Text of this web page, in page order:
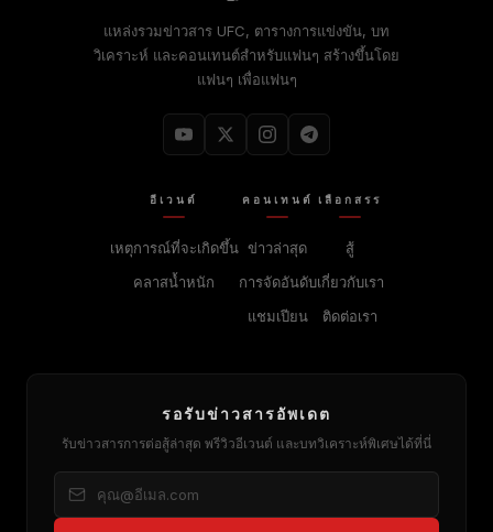
แหล่งรวมข่าวสาร UFC, ตารางการแข่งขัน, บท
วิเคราะห์ และคอนเทนต์สำหรับแฟนๆ สร้างขึ้นโดย
แฟนๆ เพื่อแฟนๆ
อีเวนต์
เหตุการณ์ที่จะเกิดขึ้น
คลาสน้ำหนัก
คอนเทนต์
ข่าวล่าสุด
การจัดอันดับ
แชมเปียน
เลือกสรร
สู้
เกี่ยวกับเรา
ติดต่อเรา
รอรับข่าวสารอัพเดต
รับข่าวสารการต่อสู้ล่าสุด พรีวิวอีเวนต์ และบทวิเคราะห์พิเศษได้ที่นี่